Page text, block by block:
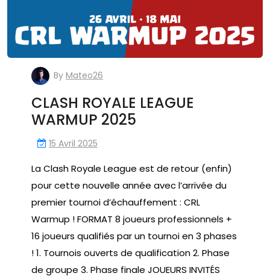
By Mateo26
CLASH ROYALE LEAGUE
WARMUP 2025
15 Avril 2025
La Clash Royale League est de retour (enfin)
pour cette nouvelle année avec l’arrivée du
premier tournoi d’échauffement : CRL
Warmup ! FORMAT 8 joueurs professionnels +
16 joueurs qualifiés par un tournoi en 3 phases
! 1. Tournois ouverts de qualification 2. Phase
de groupe 3. Phase finale JOUEURS INVITÉS